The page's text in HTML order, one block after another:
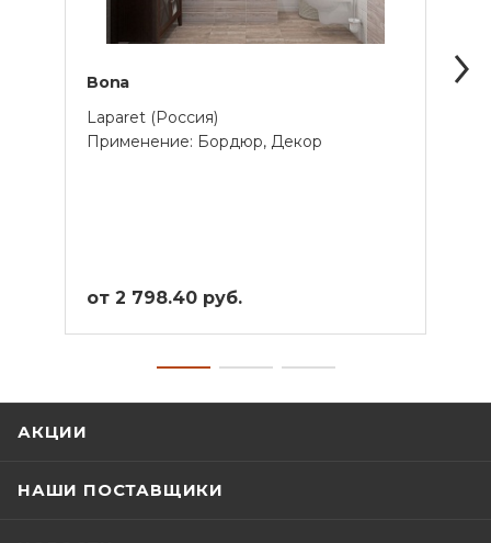
Bona
Laparet (Россия)
Применение: Бордюр, Декор
от 2 798.40 руб.
АКЦИИ
НАШИ ПОСТАВЩИКИ